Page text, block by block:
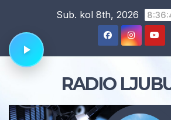
content
Sub. kol 8th, 2026
RADIO